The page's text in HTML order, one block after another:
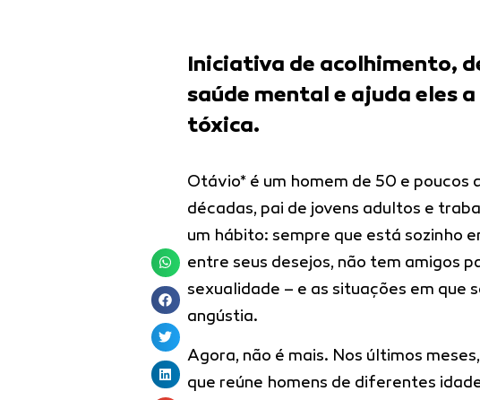
Iniciativa de acolhimento,
saúde mental e ajuda eles
tóxica.
Otávio* é um homem de 50 e poucos
décadas, pai de jovens adultos e
um hábito: sempre que está sozinho
entre seus desejos, não tem amigos
sexualidade – e as situações em que
angústia.
Agora, não é mais. Nos últimos
que reúne homens de diferentes